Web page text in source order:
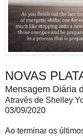
NOVAS
Mensagem Diária
Através de Shelley
03/09/2020
Ao terminar os